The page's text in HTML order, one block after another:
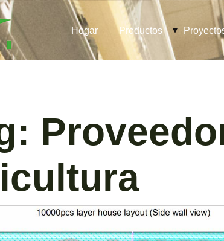
Hogar Productos